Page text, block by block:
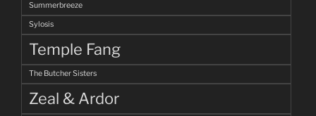
Summerbreeze
Sylosis
Temple Fang
The Butcher Sisters
Zeal & Ardor